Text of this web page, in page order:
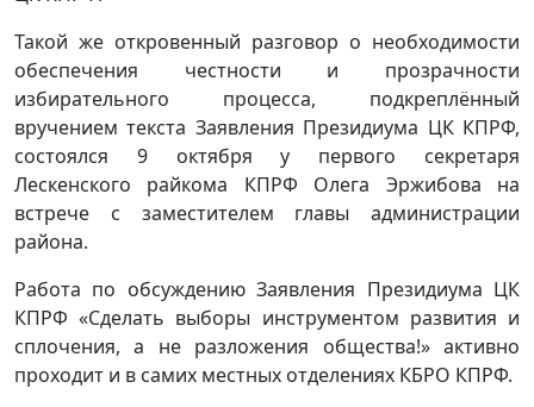
Такой же откровенный разговор о необходимости
обеспечения честности и прозрачности
избирательного процесса, подкреплённый
вручением текста Заявления Президиума ЦК КПРФ,
состоялся 9 октября у первого секретаря
Лескенского райкома КПРФ Олега Эржибова на
встрече с заместителем главы администрации
района.
Работа по обсуждению Заявления Президиума ЦК
КПРФ «Сделать выборы инструментом развития и
сплочения, а не разложения общества!» активно
проходит и в самих местных отделениях КБРО КПРФ.